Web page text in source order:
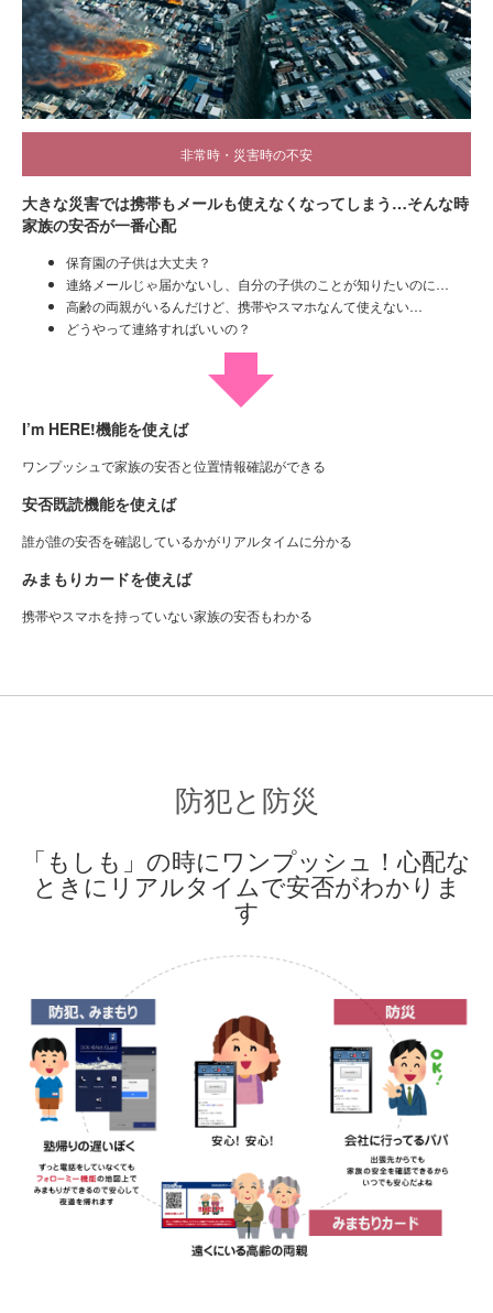
非常時・災害時の不安
大きな災害では携帯もメールも使えなくなってしまう…そんな時
家族の安否が一番心配
保育園の子供は大丈夫？
連絡メールじゃ届かないし、自分の子供のことが知りたいのに…
高齢の両親がいるんだけど、携帯やスマホなんて使えない…
どうやって連絡すればいいの？
I’m HERE!機能を使えば
ワンプッシュで家族の安否と位置情報確認ができる
安否既読機能を使えば
誰が誰の安否を確認しているかがリアルタイムに分かる
みまもりカードを使えば
携帯やスマホを持っていない家族の安否もわかる
防犯と防災
「もしも」の時にワンプッシュ！心配な
ときにリアルタイムで安否がわかりま
す